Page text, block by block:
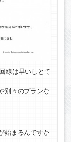
線は早いしとて
別々のプランな
始まるんですか